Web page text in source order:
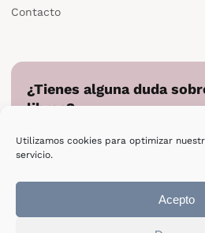
Utilizamos cookies para optimizar
servicio.
Acepto
Contacto
¿Tienes alguna duda
libros?
directamente.
Escribir a